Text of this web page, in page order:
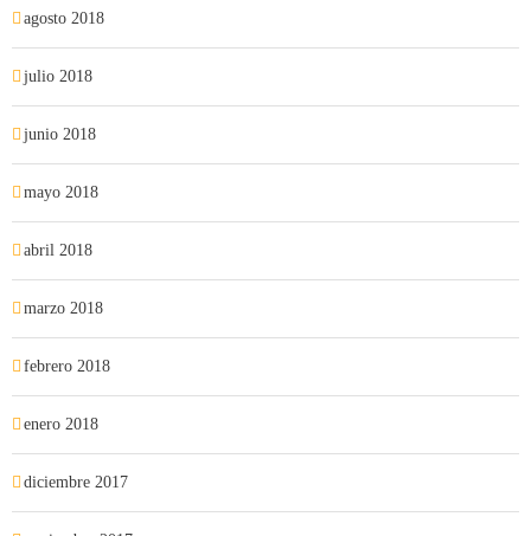
agosto 2018
julio 2018
junio 2018
mayo 2018
abril 2018
marzo 2018
febrero 2018
enero 2018
diciembre 2017